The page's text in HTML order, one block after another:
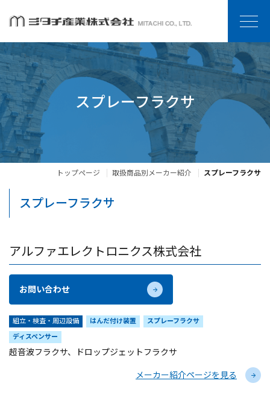
スプレーフラクサ
トップページ 取扱商品別メーカー紹介 スプレーフラクサ
スプレーフラクサ
アルファエレクトロニクス株式会社
お問い合わせ
組立・検査・周辺設備 はんだ付け装置
スプレーフラクサ
ディスペンサー
超音波フラクサ、ドロップジェットフラクサ
メーカー紹介ページを見る